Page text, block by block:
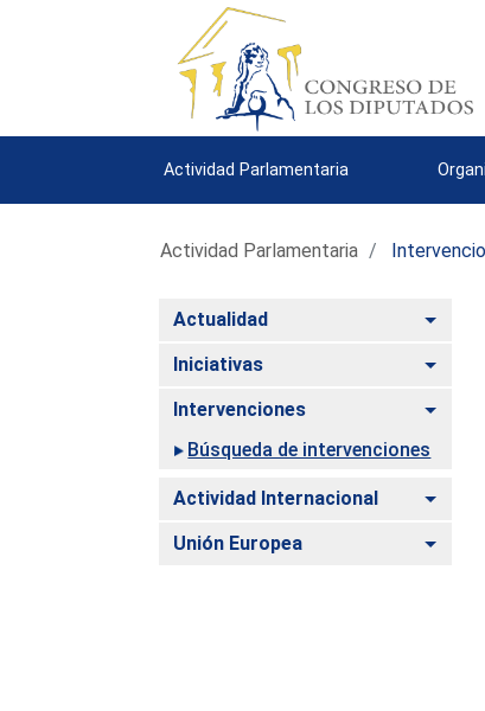
Actividad Parlamentaria
Actividad Parlamentaria
Actualidad
Iniciativas
Intervenciones
Búsqueda de intervenciones
Actividad Internacional
Unión Europea